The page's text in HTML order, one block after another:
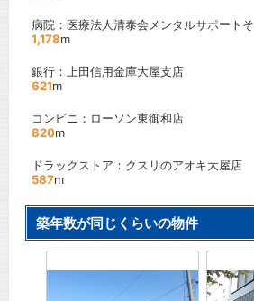
病院：医療法人清泰会メンタルサポートそ
1,178m
銀行：上田信用金庫大屋支店
621m
コンビニ：ローソン東御和店
820m
ドラックストア：クスリのアオキ大屋店
587m
築年数が同じくらいの物件